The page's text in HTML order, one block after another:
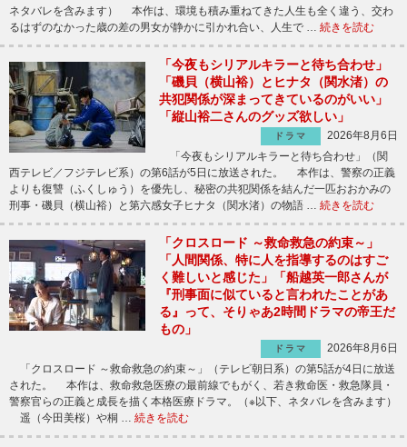
ネタバレを含みます） 本作は、環境も積み重ねてきた人生も全く違う、交わ
るはずのなかった歳の差の男女が静かに引かれ合い、人生で … 続きを読む
「今夜もシリアルキラーと待ち合わせ」
「磯貝（横山裕）とヒナタ（関水渚）の
共犯関係が深まってきているのがいい」
「縦山裕二さんのグッズ欲しい」
ドラマ
2026年8月6日
「今夜もシリアルキラーと待ち合わせ」（関
西テレビ／フジテレビ系）の第6話が5日に放送された。 本作は、警察の正義
よりも復讐（ふくしゅう）を優先し、秘密の共犯関係を結んだ一匹おおかみの
刑事・磯貝（横山裕）と第六感女子ヒナタ（関水渚）の物語 … 続きを読む
「クロスロード ～救命救急の約束～」
「人間関係、特に人を指導するのはすご
く難しいと感じた」「船越英一郎さんが
『刑事面に似ていると言われたことがあ
る』って、そりゃあ2時間ドラマの帝王だ
もの」
ドラマ
2026年8月6日
「クロスロード ～救命救急の約束～」（テレビ朝日系）の第5話が4日に放送
された。 本作は、救命救急医療の最前線でもがく、若き救命医・救急隊員・
警察官らの正義と成長を描く本格医療ドラマ。（※以下、ネタバレを含みます）
遥（今田美桜）や桐 … 続きを読む